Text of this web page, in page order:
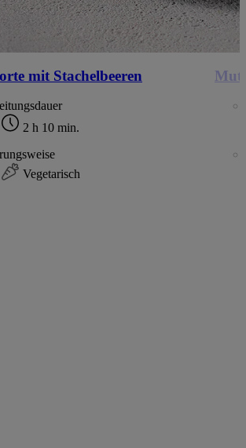
mit Stachelbeeren
2 h 10 min.
Vegetarisch